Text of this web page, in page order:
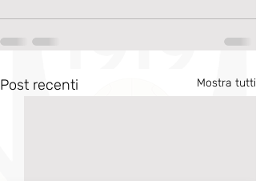
Post recenti Mostra tutti